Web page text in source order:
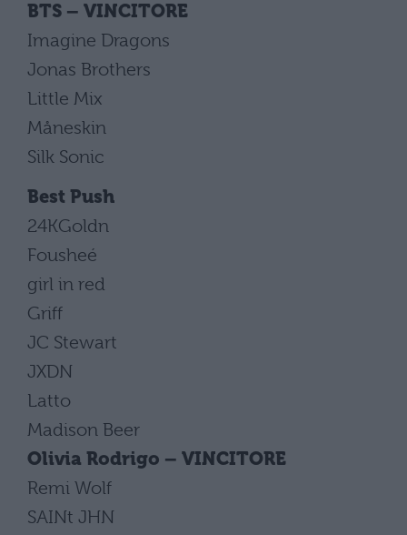
BTS – VINCITORE
Imagine Dragons
Jonas Brothers
Little Mix
Måneskin
Silk Sonic
Best Push
24KGoldn
Fousheé
girl in red
Griff
JC Stewart
JXDN
Latto
Madison Beer
Olivia Rodrigo – VINCITORE
Remi Wolf
SAINt JHN